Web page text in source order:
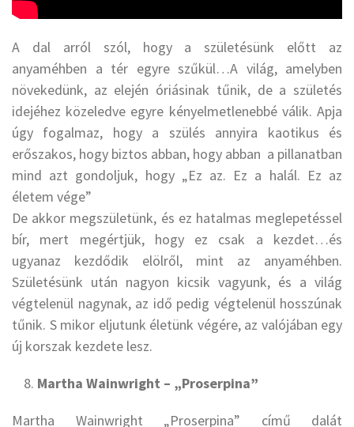
A dal arról szól, hogy a születésünk előtt az
anyaméhben a tér egyre szűkül…A világ, amelyben
növekedünk, az elején óriásinak tűnik, de a születés
idejéhez közeledve egyre kényelmetlenebbé válik. Apja
úgy fogalmaz, hogy a szülés annyira kaotikus és
erőszakos, hogy biztos abban, hogy abban a pillanatban
mind azt gondoljuk, hogy „Ez az. Ez a halál. Ez az
életem vége”
De akkor megszületünk, és ez hatalmas meglepetéssel
bír, mert megértjük, hogy ez csak a kezdet…és
ugyanaz kezdődik elölről, mint az anyaméhben.
Születésünk után nagyon kicsik vagyunk, és a világ
végtelenül nagynak, az idő pedig végtelenül hosszúnak
tűnik. S mikor eljutunk életünk végére, az valójában egy
új korszak kezdete lesz.
Martha Wainwright – „Proserpina”
Martha Wainwright „Proserpina” című dalát